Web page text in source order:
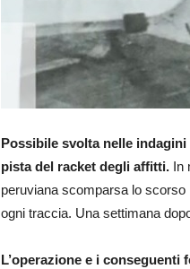
Possibile svolta nelle
pista del racket degli affitti. In
peruviana scomparsa lo scorso
ogni traccia. Una settimana
L’operazione e i